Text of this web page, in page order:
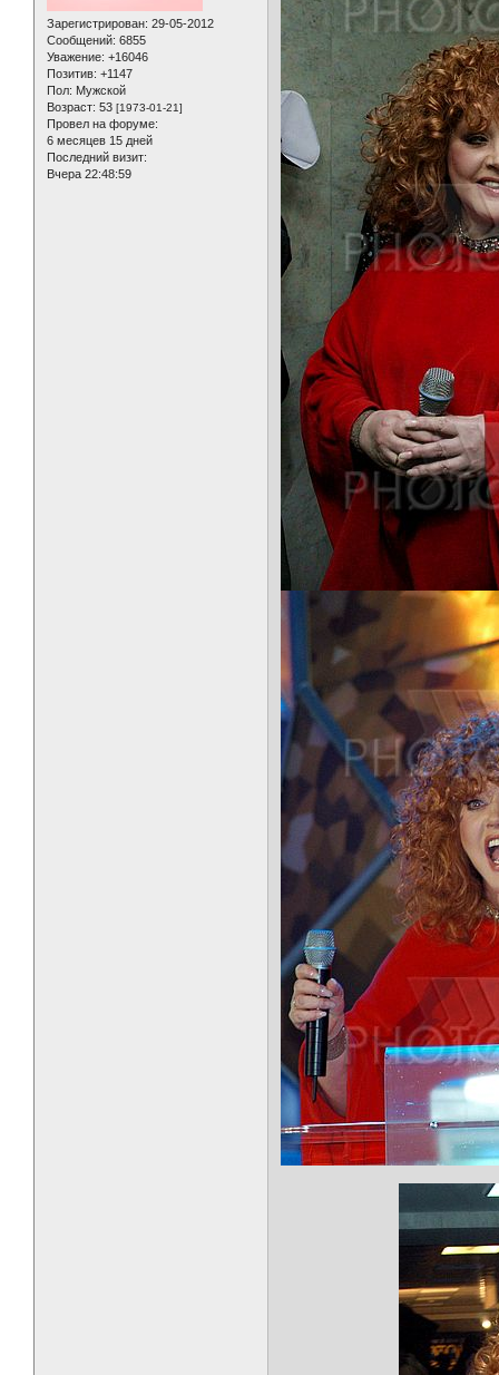
Зарегистрирован: 29-05-2012
Сообщений: 6855
Уважение: +16046
Позитив: +1147
Пол: Мужской
Возраст: 53 [1973-01-21]
Провел на форуме:
6 месяцев 15 дней
Последний визит:
Вчера 22:48:59